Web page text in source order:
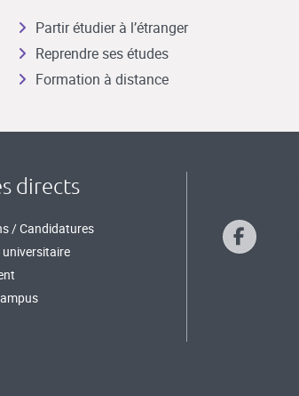
Partir étudier à l’étranger
Reprendre ses études
Formation à distance
directs
/ Candidatures